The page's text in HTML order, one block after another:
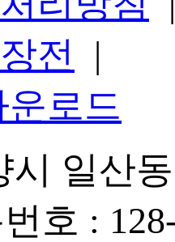
전
|
로드
시 일산
호 :